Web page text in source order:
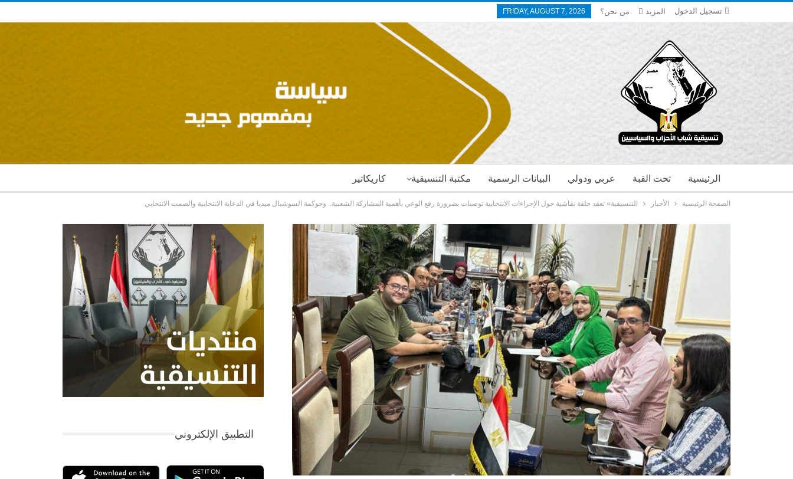
تسجيل الدخول FRIDAY, AUGUST 7, 2026 من نحن؟ المزيد
كاريكاتير مكتبة التنسيقية البيانات الرسمية عربي ودولي تحت القبة الرئيسية
الصفحة الرئيسية الأخبار التنسيقية» تعقد حلقة نقاشية حول الإجراءات الانتخابية توصيات بضرورة رفع الوعي بأهمية المشاركة الشعبية.. وحوكمة السوشيال ميديا في الدعاية الانتخابية والصمت الانتخابي
التطبيق الإلكتروني